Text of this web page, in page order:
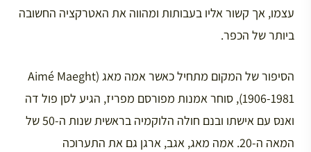
עצמו, אך קשור אליו בעבותות ומהווה את האטרקציה החשובה
ביותר של הכפר.
הסיפור של המקום מתחיל כאשר אמה מאג (Aimé Maeght
1906-1981), סוחר אמנות מפורסם מפריז, הגיע לסן פול דה
ואנס עם אישתו ובנם חולה הלוקמיה בראשית שנות ה-50 של
המאה ה-20. אמה מאג, אגב, ארגן גם את התערוכה